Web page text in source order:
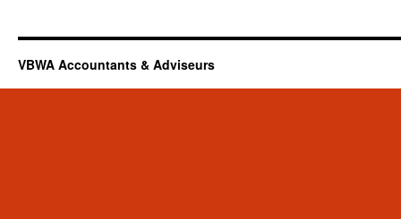
VBWA Accountants & Adviseurs